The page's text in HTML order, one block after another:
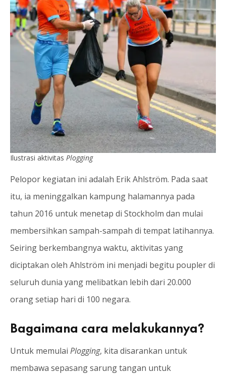
Ilustrasi aktivitas Plogging
Pelopor kegiatan ini adalah Erik Ahlström. Pada saat
itu, ia meninggalkan kampung halamannya pada
tahun 2016 untuk menetap di Stockholm dan mulai
membersihkan sampah-sampah di tempat latihannya.
Seiring berkembangnya waktu, aktivitas yang
diciptakan oleh Ahlström ini menjadi begitu poupler di
seluruh dunia yang melibatkan lebih dari 20.000
orang setiap hari di 100 negara.
Bagaimana cara melakukannya?
Untuk memulai Plogging, kita disarankan untuk
membawa sepasang sarung tangan untuk